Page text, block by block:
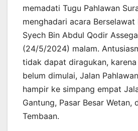
memadati Tugu Pahlawan
menghadari acara
Syech Bin Abdul Qodir
(24/5/2024) malam.
tidak dapat diragukan,
belum dimulai, Jalan
hampir ke simpang empat
Gantung, Pasar Besar Wetan,
Tembaan.